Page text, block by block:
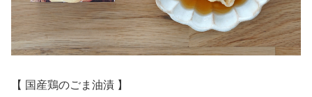
【 国産鶏のごま油漬 】